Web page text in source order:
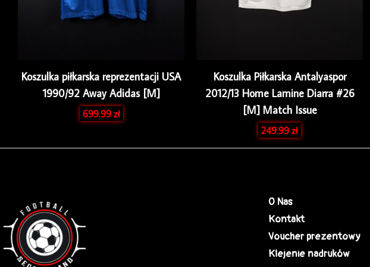
Koszulka piłkarska reprezentacji USA
1990/92 Away Adidas [M]
699.99zł
Koszulka Piłkarska Antalyaspor
2012/13 Home Lamine Diarra #26
[M] Match Issue
249.99zł
O Nas
Kontakt
Voucher prezentowy
Klejenie nadruków